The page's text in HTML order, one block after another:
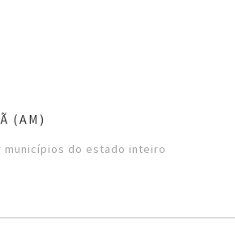
(AM)
municípios do estado inteiro